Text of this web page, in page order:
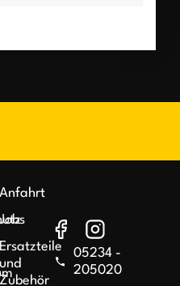
Anfahrt
Jobs
Ersatzteile
und
Zubehör
05234 -
205020